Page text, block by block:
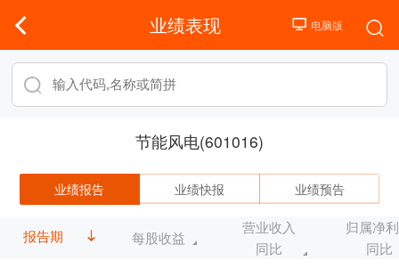
业绩表现
节能风电(601016)
业绩报告 业绩快报 业绩预告
报告期 每股收益
营业收入
同比
归属净
同比